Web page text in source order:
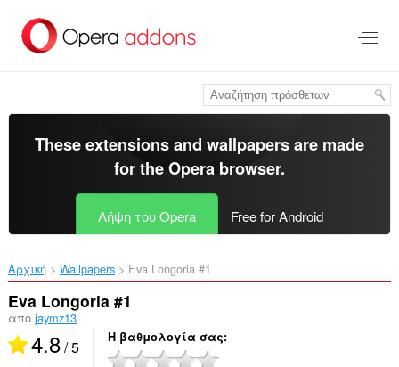
στο
κύριο
These extensions and wallpapers are made
for theOpera browser.
Λήψη του Opera Free for Android
Αρχική Wallpapers Eva Longoria #1‎
Eva Longoria #1
από jaymz13
4.8/ 5 Η βαθμολογία σας